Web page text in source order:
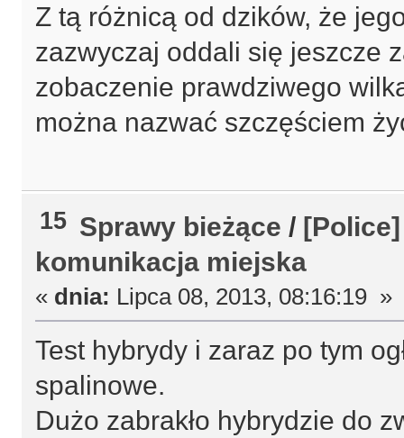
Z tą różnicą od dzików, że
zazwyczaj oddali się jeszcze
zobaczenie prawdziwego
można nazwać szczęściem
15 Sprawy bieżące /
komunikacja miejska
« dnia: Lipca 08, 2013, 08:16:19 »
Test hybrydy i zaraz po tym
spalinowe.
Dużo zabrakło hybrydzie do